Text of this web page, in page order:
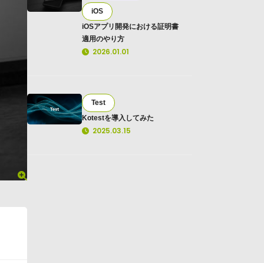
iOS
iOSアプリ開発における証明書
適用のやり方
2026.01.01
Test
Kotestを導入してみた
2025.03.15